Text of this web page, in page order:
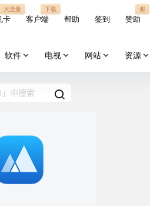
卡
大流量
客户端
下载
帮助 签到 赞助
谢
软件 电视 网站 资源